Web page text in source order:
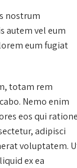
nostrum
autem vel eum
eum fugiat
totam rem
Nemo enim
eos qui ratione
adipisci
voluptatem.
ex ea